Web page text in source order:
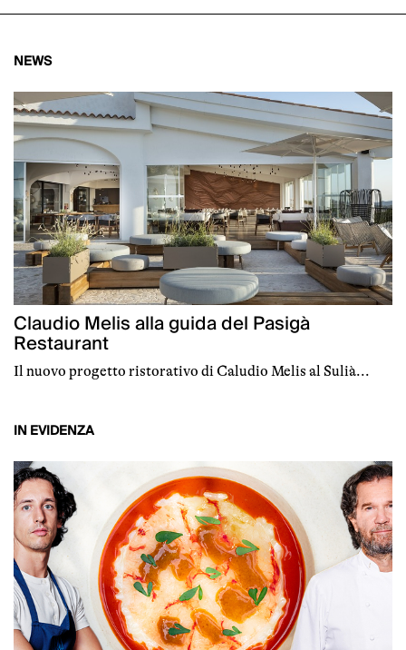
NEWS
Claudio Melis alla guida del Pasigà
Restaurant
Il nuovo progetto ristorativo di Caludio Melis al Sulià...
IN EVIDENZA